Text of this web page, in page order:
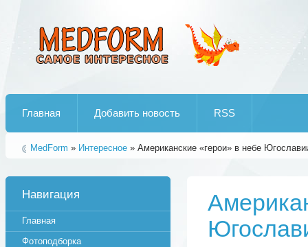
Главная Добавить новость RSS
MedForm » Интересное » Американские «герои» в небе
Навигация
Главная
Фотоподборка